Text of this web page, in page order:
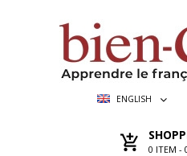
ENGLISH
0 ITEM -